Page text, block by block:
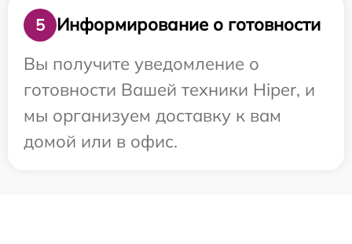
5
Информирование о готовности
Вы получите уведомление о
готовности Вашей техники Hiper, и
мы организуем доставку к вам
домой или в офис.